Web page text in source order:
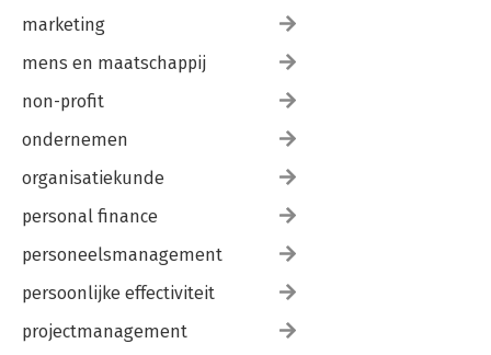
marketing
mens en maatschappij
non-profit
ondernemen
organisatiekunde
personal finance
personeelsmanagement
persoonlijke effectiviteit
projectmanagement